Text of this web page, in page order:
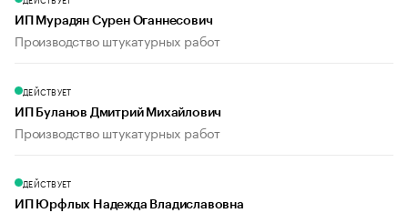
ИП Мурадян Сурен Оганнесович
Производство штукатурных работ
ДЕЙСТВУЕТ
ИП Буланов Дмитрий Михайлович
Производство штукатурных работ
ДЕЙСТВУЕТ
ИП Юрфлых Надежда Владиславовна